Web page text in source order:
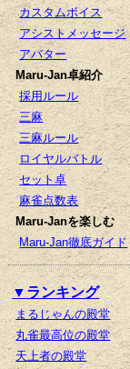
カスタムボイス
アシストメッセージ
アバター
Maru-Jan卓紹介
採用ルール
三麻
三麻ルール
ロイヤルバトル
セット卓
麻雀点数表
Maru-Janを楽しむ
Maru-Jan徹底ガイド
▼ランキング
まるじゃんの殿堂
丸雀最高位の殿堂
天上者の殿堂